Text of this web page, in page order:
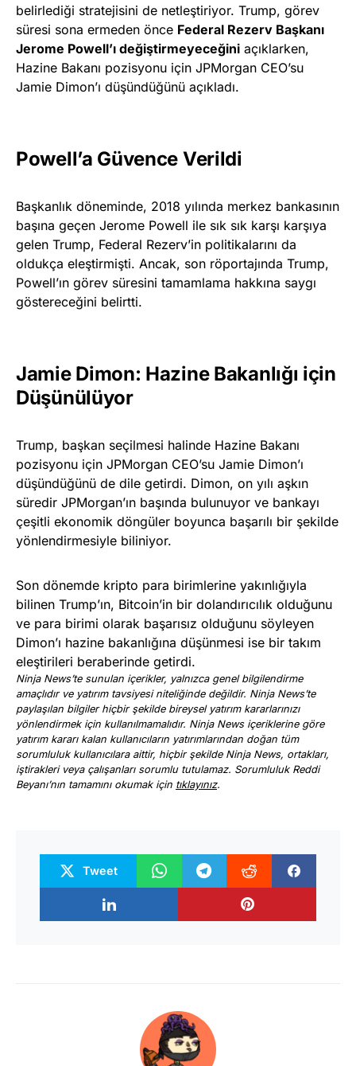
belirlediği stratejisini de netleştiriyor. Trump, görev
süresi sona ermeden önce Federal Rezerv Başkanı
Jerome Powell’ı değiştirmeyeceğini açıklarken,
Hazine Bakanı pozisyonu için JPMorgan CEO’su
Jamie Dimon’ı düşündüğünü açıkladı.
Powell’a Güvence Verildi
Başkanlık döneminde, 2018 yılında merkez bankasının
başına geçen Jerome Powell ile sık sık karşı karşıya
gelen Trump, Federal Rezerv’in politikalarını da
oldukça eleştirmişti. Ancak, son röportajında Trump,
Powell’ın görev süresini tamamlama hakkına saygı
göstereceğini belirtti.
Jamie Dimon: Hazine Bakanlığı için
Düşünülüyor
Trump, başkan seçilmesi halinde Hazine Bakanı
pozisyonu için JPMorgan CEO’su Jamie Dimon’ı
düşündüğünü de dile getirdi. Dimon, on yılı aşkın
süredir JPMorgan’ın başında bulunuyor ve bankayı
çeşitli ekonomik döngüler boyunca başarılı bir şekilde
yönlendirmesiyle biliniyor.
Son dönemde kripto para birimlerine yakınlığıyla
bilinen Trump’ın, Bitcoin’in bir dolandırıcılık olduğunu
ve para birimi olarak başarısız olduğunu söyleyen
Dimon’ı hazine bakanlığına düşünmesi ise bir takım
eleştirileri beraberinde getirdi.
Ninja News’te sunulan içerikler, yalnızca genel bilgilendirme
amaçlıdır ve yatırım tavsiyesi niteliğinde değildir. Ninja News’te
paylaşılan bilgiler hiçbir şekilde bireysel yatırım kararlarınızı
yönlendirmek için kullanılmamalıdır. Ninja News içeriklerine göre
yatırım kararı kalan kullanıcıların yatırımlarından doğan tüm
sorumluluk kullanıcılara aittir, hiçbir şekilde Ninja News, ortakları,
iştirakleri veya çalışanları sorumlu tutulamaz. Sorumluluk Reddi
Beyanı’nın tamamını okumak için tıklayınız.
Tweet